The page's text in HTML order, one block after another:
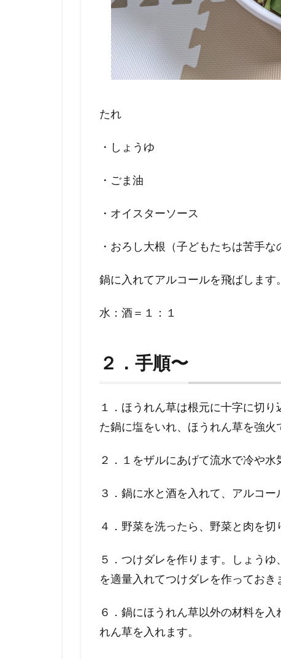
たれ
・しょうゆ
・ごま油
・オイスターソース
・おろし大根（子どもたちは苦手な
鍋に入れてアルコールを飛ばします。
水：酒＝１：１
２．手順〜
１．ほうれん草は根元に十字に切
た鍋に塩をいれ、ほうれん草を強火
２．１をザルにあげて流水で冷や水
３．鍋に水と酒を入れて、アルコー
４．野菜を洗ったら、野菜と肉を切
５．つけダレを作ります。しょう
を適量入れてつけダレを作っておき
６．鍋にほうれん草以外の材料を
れん草を入れます。